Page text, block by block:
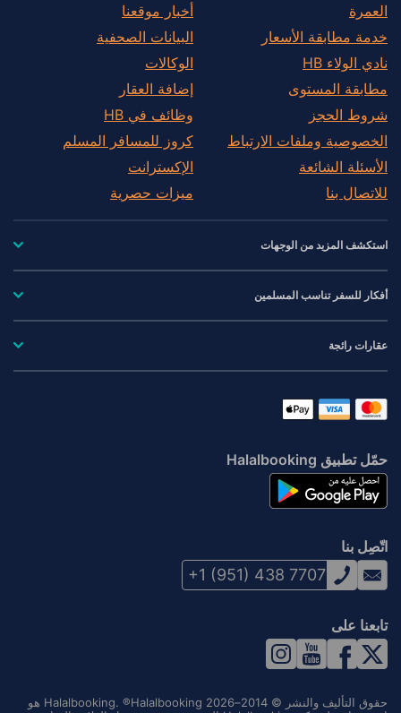
العمرة
خدمة مطابقة الأسعار
نادي الولاء HB
مطابقة المستوى
شروط الحجز
الخصوصية وملفات الارتباط
الأسئلة الشائعة
للاتصال بنا
أخبار موقعنا
البيانات الصحفية
الوكالات
إضافة العقار
وظائف في HB
كروز للمسافر المسلم
الإكسترانت
ميزات حصرية
استكشف المزيد من الوجهات
أفكار للسفر تناسب المسلمين
عقارات رائجة
حمّل تطبيق Halalbooking
اتّصِل بنا
+1 (951) 438 7707
تابعنا على
حقوق التأليف والنشر © 2014–2026 Halalbooking. ®Halalbooking هو